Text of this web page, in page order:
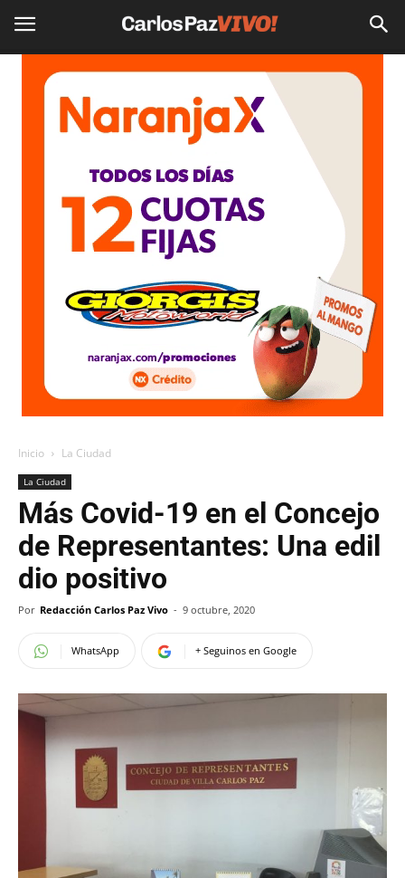
Inicio La Ciudad
La Ciudad
Más Covid-19 en el Concejo
de Representantes: Una edil
dio positivo
Por Redacción Carlos Paz Vivo - 9 octubre, 2020
WhatsApp + Seguinos en Google